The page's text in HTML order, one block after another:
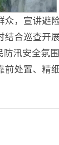
，宣讲避
合巡查开
汛安全氛围
处置、精